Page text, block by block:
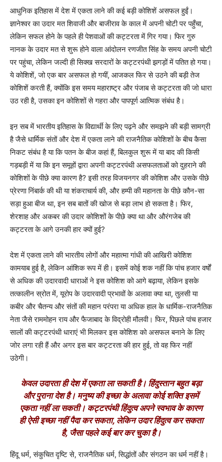
आधुनिक इतिहास में देश में एकता लाने की कई बड़ी कोशिशें असफल हुईं।
ज्ञानेश्वर का उदार मत शिवाजी और बाजीराव के काल में अपनी चोटी पर पहुँचा,
लेकिन सफल होने के पहले ही पेशवाओं की कट्टरता में गिर गया। फिर गुरु
नानक के उदार मत से शुरू होने वाला आंदोलन रणजीत सिंह के समय अपनी चोटी
पर पहुंचा, लेकिन जल्दी ही सिक्ख सरदारों के कट्टरपंथी झगड़ों में पतित हो गया।
ये कोशिशें, जो एक बार असफल हो गयीं, आजकल फिर से उठने की बड़ी तेज
कोशिशें करती हैं, क्योंकि इस समय महाराष्ट्र और पंजाब से कट्टरता की जो धारा
उठ रही है, उसका इन कोशिशों से गहरा और पापपूर्ण आत्मिक संबंध है।
इऩ सब में भारतीय इतिहास के विद्यार्थी के लिए पढ़ने और समझने की बड़ी सामग्री
है जैसे धार्मिक संतों और देश में एकता लाने की राजनैतिक कोशिशों के बीच कैसा
निकट संबंध है या कि पतन के बीज कहां हैं, बिलकुल शुरू में या बाद की किसी
गड़बड़ी में या कि इन समूहों द्वारा अपनी कट्टरपंथी असफलताओं को दुहराने की
कोशिशों के पीछे क्या कारण है? इसी तरह विजयनगर की कोशिश और उसके पीछे
प्रेरणा निंबार्क की थी या शंकराचार्य की, और हम्पी की महानता के पीछे कौन-सा
सड़ा हुआ बीज था, इन सब बातों की खोज से बड़ा लाभ हो सकता है। फिर,
शेरशाह और अकबर की उदार कोशिशों के पीछे क्या था और औरंगजेब की
कट्टरता के आगे उनकी हार क्यों हुई?
देश में एकता लाने की भारतीय लोगों और महात्मा गांधी की आखिरी कोशिश
कामयाब हुई है, लेकिन आंशिक रूप में ही। इसमें कोई शक नहीं कि पांच हजार वर्षों
से अधिक की उदारवादी धाराओं ने इस कोशिश को आगे बढ़ाया, लेकिन इसके
तत्कालीन स्रोत में, यूरोप के उदारवादी प्रभावों के अलावा क्या था, तुलसी या
कबीर और चैतन्य और संतों की महान परंपरा या अधिक हाल के धार्मिक-राजनैतिक
नेता जैसे राममोहन राय और फैजाबाद के विद्रोही मौलवी। फिर, पिछले पांच हजार
सालों की कट्टरपंथी धाराएं भी मिलकर इस कोशिश को असफल बनाने के लिए
जोर लगा रही हैं और अगर इस बार कट्टरता की हार हुई, तो वह फिर नहीं
उठेगी।
केवल उदारता ही देश में एकता ला सकती है। हिंदुस्तान बहुत बड़ा
और पुराना देश है। मनुष्य की इच्छा के अलावा कोई शक्ति इसमें
एकता नहीं ला सकती। कट्टरपंथी हिंदुत्व अपने स्वभाव के कारण
ही ऐसी इच्छा नहीं पैदा कर सकता, लेकिन उदार हिंदुत्व कर सकता
है, जैसा पहले कई बार कर चुका है।
हिंदू धर्म, संकुचित दृष्टि से, राजनैतिक धर्म, सिद्धांतों और संगठन का धर्म नहीं है।